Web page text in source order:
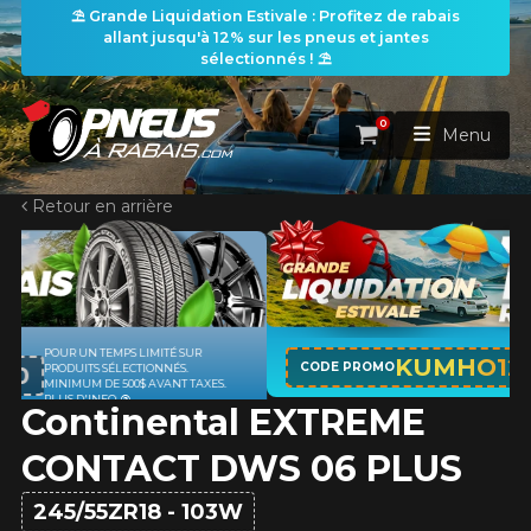
⛱️ Grande Liquidation Estivale : Profitez de rabais
allant jusqu'à 12% sur les pneus et jantes
sélectionnés ! ⛱️
ACCUEIL
PNEUS
RECHERCHE DE PNEUS VOIR TOUT
Rechercher par
Par dimensions Par véhicule
Recherche par dimensions
LARGEUR RAPPORT
ROUES
RECHERCHE DE ROUES VOIR TOUT
Par véhicule
ENSEMBLES
RECHERCHE D'ENSEMBLES
PROMOTIONS
Panier
0
Menu
Retour en arrière
Continental EXTREME​
CONTACT DWS 06 PLUS
245/55ZR18 - 103W
CODE PROMOKUMHO12
APPLICABLE SUR TOUT ACHAT DE 4
PNEUS DE MARQUE KUMHO*
PLUS
D'INFO